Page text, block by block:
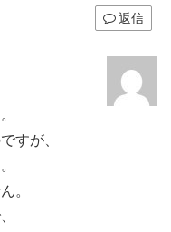
返信
すが、
。